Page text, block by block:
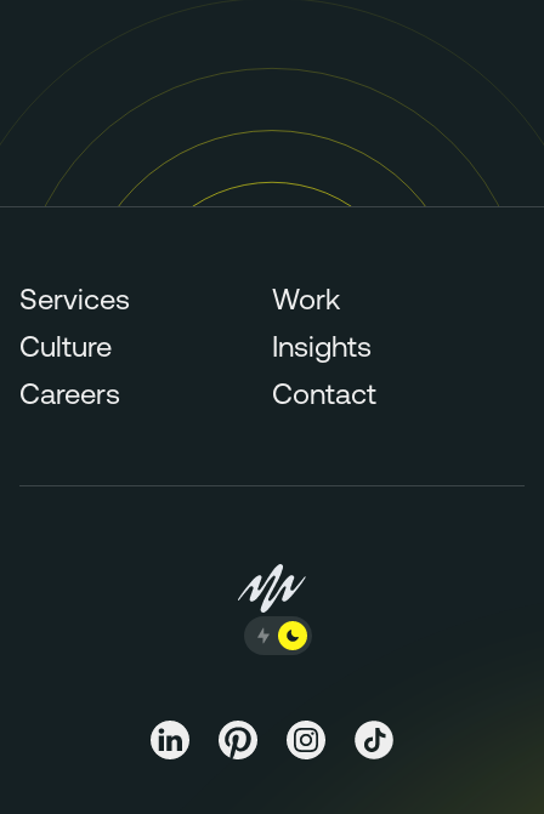
Services
Work
Culture
Insights
Careers
Contact